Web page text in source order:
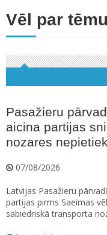
Vēl par
Pasažieru
aicina partijas
nozares
07/08/2026
Latvijas Pasažieru
partijas pirms Saeimas
sabiedriskā transporta